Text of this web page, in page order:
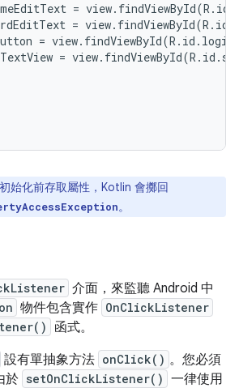
= view. findViewById(R . id
= view. findViewById(R . id
= view. findViewById(R . id . login
= view. findViewById(R . id .
始化前存取屬性，Kotlin 會擲回
。
介面，來監聽 Android 中
物件包含實作 OnClickListener
函式。
設有單抽象方法 onClick() 。您必須
於 setOnClickListener() 一律使用